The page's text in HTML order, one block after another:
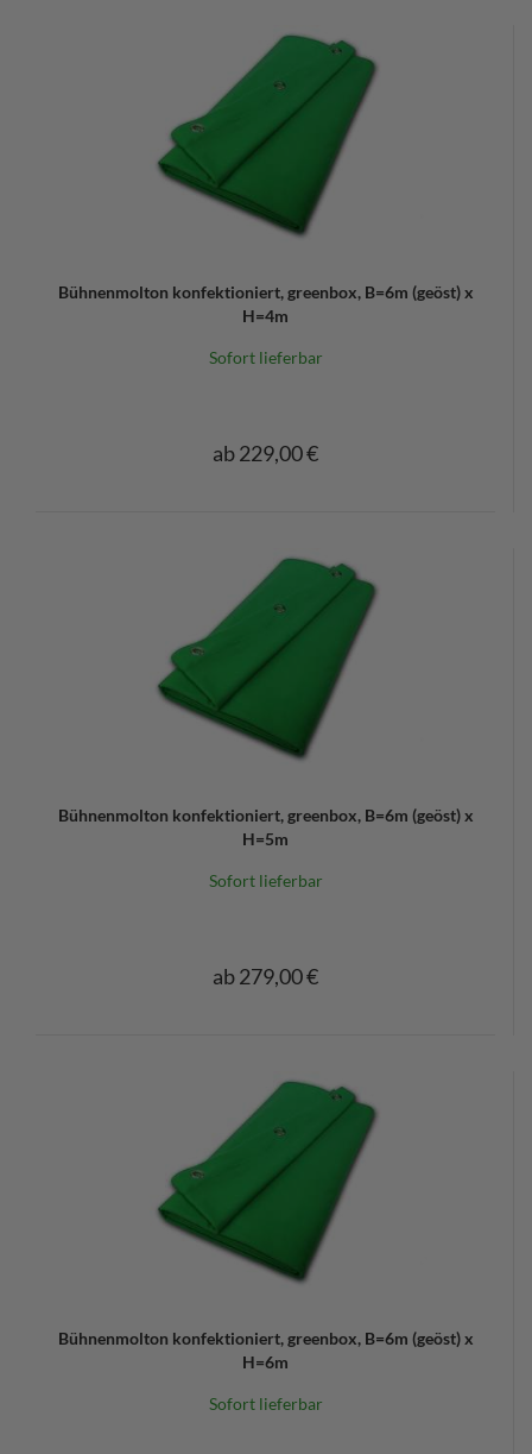
Bühnenmolton konfektioniert, greenbox, B=6m (geöst) x
H=4m
Sofort lieferbar
ab 229,00 €
Bühnenmolton konfektioniert, greenbox, B=6m (geöst) x
H=5m
Sofort lieferbar
ab 279,00 €
Bühnenmolton konfektioniert, greenbox, B=6m (geöst) x
H=6m
Sofort lieferbar